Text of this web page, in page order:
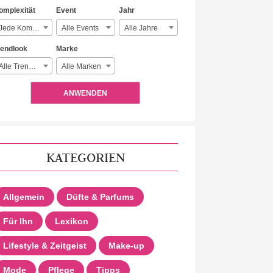
Jede Komplexität
Event
Alle Events
Jahr
Alle Jahre
Alle Trendlooks
Marke
Alle Marken
ANWENDEN
KATEGORIEN
Allgemein Düfte & Parfums
Für Ihn Lexikon
Lifestyle & Zeitgeist Make-up
Mode Pflege Tipps